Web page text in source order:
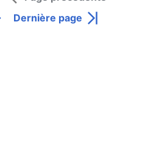
Dernière page